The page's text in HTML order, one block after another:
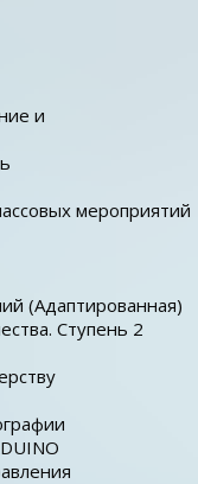
и
мероприятий
(Адаптированная)
Ступень 2